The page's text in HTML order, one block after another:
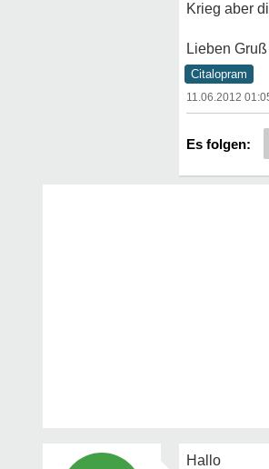
Krieg aber
Lieben Gruß
Citalopram
11.06.2012
Hallo